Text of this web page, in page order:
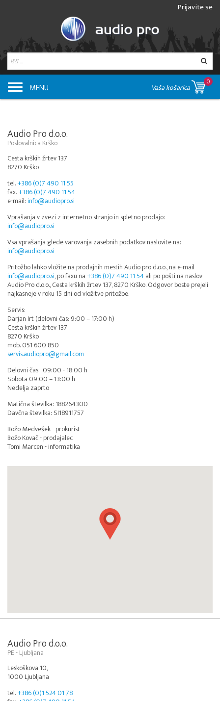
Prijavite se
MENU Vaša košarica
0
Audio Pro d.o.o.
Poslovalnica Krško
Cesta krških žrtev 137
8270 Krško
tel.+386 (0)7 490 11 55
fax.+386 (0)7 490 11 54
e-mail:info@audiopro.si
Vprašanja v zvezi z internetno stranjo in spletno prodajo:
info@audiopro.si
Vsa vprašanja glede varovanja zasebnih podatkov naslovite na:
info@audiopro.si
Pritožbo lahko vložite na prodajnih mestih Audio pro d.o.o., na e-mail
info@audiopro.si, po faxu na +386 (0)7 490 11 54ali po pošti na naslov
Audio Pro d.o.o., Cesta krških žrtev 137, 8270 Krško. Odgovor boste prejeli
najkasneje v roku 15 dni od vložitve pritožbe.
Servis:
Darjan Irt (delovni čas: 9:00 – 17:00 h)
Cesta krških žrtev 137
8270 Krško
mob. 051 600 850
servis.audiopro@gmail.com
Delovni čas 09:00 - 18:00 h
Sobota 09:00 – 13:00 h
Nedelja zaprto
Matična številka: 188264300
Davčna številka: SI18911757
Božo Medvešek - prokurist
Božo Kovač - prodajalec
Tomi Marcen - informatika
Audio Pro d.o.o.
PE - Ljubljana
Leskoškova 10,
1000 Ljubljana
tel.+386 (0)1 524 01 78